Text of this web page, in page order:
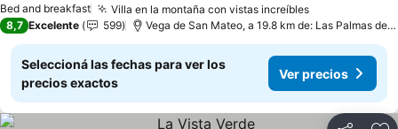
Bed and breakfast Villa en la montaña con vistas increíbles
8,7 Excelente 599 Vega de San Mateo, a 19.8 km de: Las Palmas de Gran Canaria
Seleccioná las fechas para ver los
precios exactos
Ver precios